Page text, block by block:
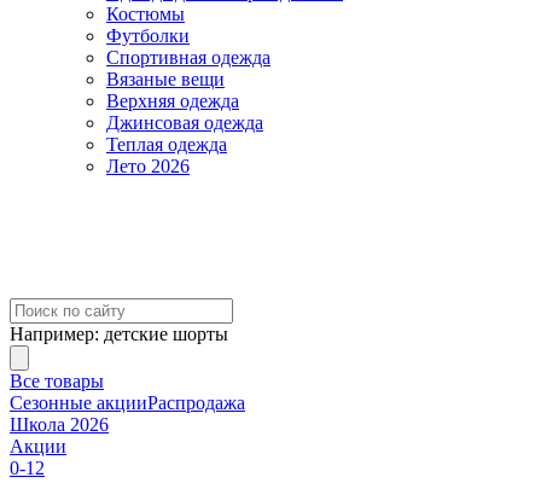
Костюмы
Футболки
Спортивная одежда
Вязаные вещи
Верхняя одежда
Джинсовая одежда
Теплая одежда
Лето 2026
Например: детские шорты
Все товары
Сезонные акцииРаспродажа
Школа 2026
Акции
0-12